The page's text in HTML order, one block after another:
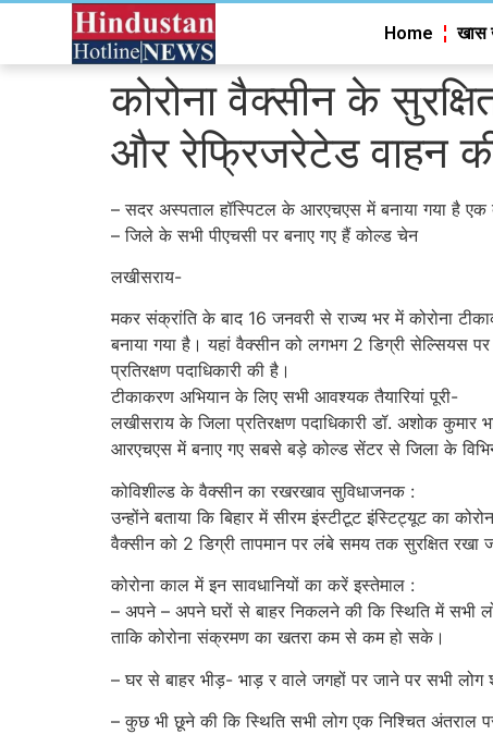
Home खास
कोरोना वैक्सीन के
और रेफ्रिजरेटेड वाहन
– सदर अस्पताल हॉस्पिटल के आरएचएस में बनाया गया है एक
– जिले के सभी पीएचसी पर बनाए गए हैं कोल्ड चेन
लखीसराय-
मकर संक्रांति के बाद 16 जनवरी से राज्य भर में कोरोना
बनाया गया है। यहां वैक्सीन को लगभग 2 डिग्री सेल्सियस
प्रतिरक्षण पदाधिकारी की है।
टीकाकरण अभियान के लिए सभी आवश्यक तैयारियां पूरी-
लखीसराय के जिला प्रतिरक्षण पदाधिकारी डॉ. अशोक
आरएचएस में बनाए गए सबसे बड़े कोल्ड सेंटर से जिला के
कोविशील्ड के वैक्सीन का रखरखाव सुविधाजनक :
उन्होंने बताया कि बिहार में सीरम इंस्टीटूट इंस्टिट्यूट का
वैक्सीन को 2 डिग्री तापमान पर लंबे समय तक सुरक्षित रखा
कोरोना काल में इन सावधानियों का करें इस्तेमाल :
– अपने – अपने घरों से बाहर निकलने की कि स्थिति में सभी
ताकि कोरोना संक्रमण का खतरा कम से कम हो सके।
– घर से बाहर भीड़- भाड़ र वाले जगहों पर जाने पर सभी
– कुछ भी छूने की कि स्थिति सभी लोग एक निश्चित अंतराल